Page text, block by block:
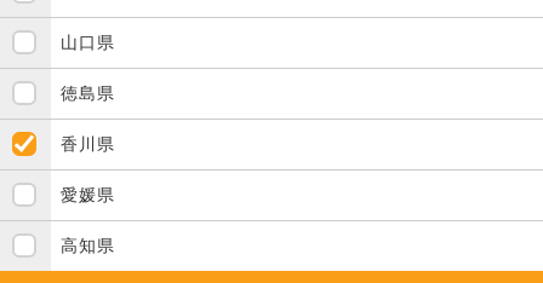
山口県
徳島県
香川県
愛媛県
高知県